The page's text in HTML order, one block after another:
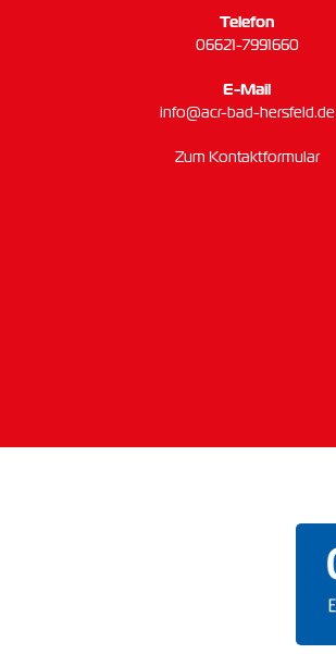
Telefon
06621-7991660
E-Mail
info@acr-bad-hersfeld.de
Zum Kontaktformular